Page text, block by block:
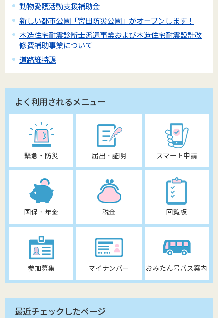
動物愛護活動支援補助金
新しい都市公園「宮田防災公園」がオープンします！
木造住宅耐震診断士派遣事業および木造住宅耐震設計改
修費補助事業について
道路維持課
よく利用されるメニュー
緊急・防災 届出・証明 スマート申請
国保・年金 税金 回覧板
参加募集 マイナンバー おみたん号バス案内
最近チェックしたページ